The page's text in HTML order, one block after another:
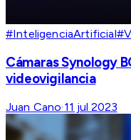
#InteligenciaArtificial
Cámaras Synology
videovigilancia
Juan Cano·11 jul 2023